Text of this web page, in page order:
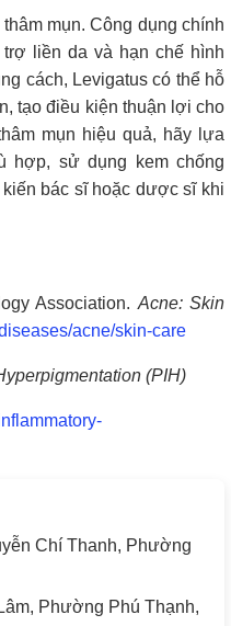
mụn. Công dụng chính
liền da và hạn chế hình
cách, Levigatus có thể hỗ
tạo điều kiện thuận lợi cho
mụn hiệu quả, hãy lựa
hợp, sử dụng kem chống
bác sĩ hoặc dược sĩ khi
Association. Acne: Skin
acne/skin-care
(PIH)
Chí Thanh, Phường
Phường Phú Thạnh,